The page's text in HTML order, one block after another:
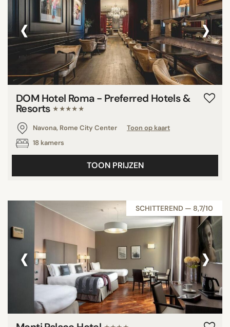
‹ ›
DOM Hotel Roma - Preferred Hotels &
Resorts ★★★★★
Navona, Rome City Center
Toon op kaart
18 kamers
TOON PRIJZEN
SCHITTEREND — 8,7/10
‹ ›